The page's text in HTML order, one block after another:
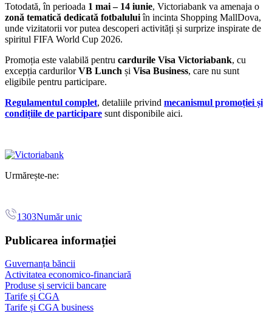
Totodată, în perioada 1 mai – 14 iunie, Victoriabank va amenaja o
zonă tematică dedicată fotbaluluiîn incinta Shopping MallDova,
unde vizitatorii vor putea descoperi activități și surprize inspirate de
spiritul FIFA World Cup 2026.
Promoția este valabilă pentru cardurile Visa Victoriabank, cu
excepția cardurilorVB Lunch și Visa Business, care nu sunt
eligibile pentru participare.
Regulamentul complet, detaliile privind mecanismul promoției și
condițiile de participare sunt disponibile aici.
Urmărește-ne:
1303Număr unic
Publicarea informației
Guvernanța băncii
Activitatea economico-financiară
Produse și servicii bancare
Tarife și CGA
Tarife și CGA business